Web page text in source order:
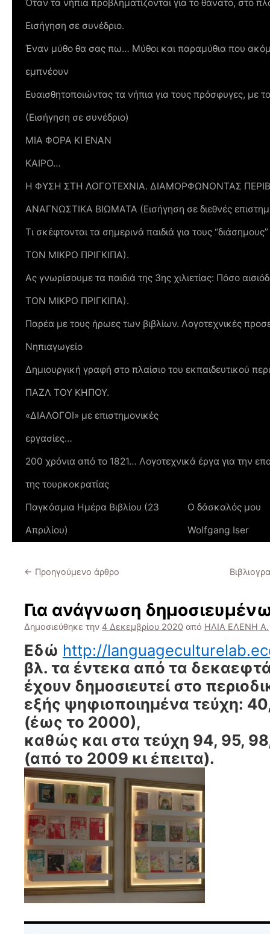
Όταν τα νήπια προβληματίζονται για το θάνατο, στο
Εισήγηση σε συνέδριο.
Έναν μύθο θα σας πω… Μύθοι και παραμύθια που
εμπνέουν
Ευαισθητοποιώντας τα νήπια για τους πρόσφυγες, με
(Εισήγηση σε συνέδριο)
ΜΙΑ ΦΟΡΑ ΚΙ ΕΝΑΝ
ΚΑΙΡΟ…
Η ΦΥΣΗ ΣΤΗ ΛΟΓΟΤΕΧΝΙΑ. ΔΙΑΜΟΡΦΩΝΟΝΤΑΣ
ΑΝΑΓΝΩΣΤΙΚΑ ΒΙΩΜΑΤΑ (Εισήγηση σε διεθνές
Τι σκέφτονται τα σημερινά παιδιά για τους
ΤΟΝ ΜΙΚΡΟ ΠΡΙΓΚΙΠΑ).
Ας γνωρίσουμε τα παιδιά της 3ης χιλιετίας: Πόσο
ΤΟΝ ΜΙΚΡΟ ΠΡΙΓΚΙΠΑ).
Παρέα με τους ήρωες των βιβλίων. Λογοτεχνικές
Νηπιαγωγείο
Δημιουργική γραφή στο πλαίσιο του εκπαιδευτικού
ΠΑΖΛ ΤΟΥ ΚΗΠΟΥ.
«ΔΙΑΛΟΓΟΙ» με επιστημονικές
εργασίες…
200 χρόνια από το 1821… Λογοτεχνικά έργα για την
της τουρκοκρατίας
Παγκόσμια Ημέρα Βιβλίου (23
Απριλίου)
Ο δάσκαλός μου
Wolfgang Iser
← Προηγούμενο άρθρο
Για ανάγνωση
Δημοσιεύθηκε την 4 Δεκεμβρίου 2020 από ΗΛΙΑ ΕΛΕΝΗ A.
Εδώ http://
βλ. τα έντεκα από τα
έχουν δημοσιευτεί στο
εξής ψηφιοποιημένα τεύχη:
(έως το 2000),
καθώς και στα τεύχη 94, 95,
(από το 2009 κι έπειτα).